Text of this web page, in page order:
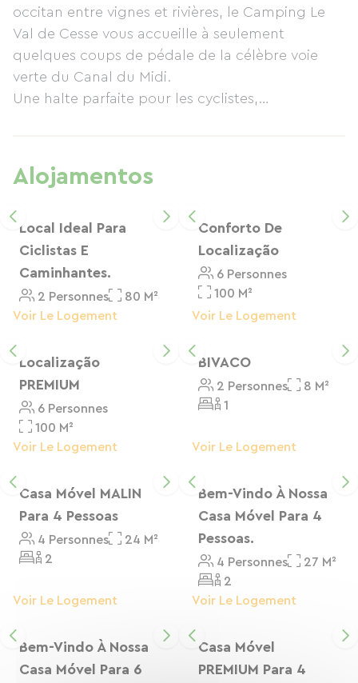
de abril ao final de setembro, das modernas
instalações sanitárias, Wi-Fi gratuito, parque
infantil e serviços práticos para cicloturistas
(guarda-bicicletas, ferramentas, carregamento
elétrico, informações sobre rotas). Tudo isto
Mediterrâneo.
occitan entre vignes et rivières, le Camping Le
Val de Cesse vous accueille à seulement
quelques coups de pédale de la célèbre voie
verte du Canal du Midi.
Une halte parfaite pour les cyclistes,
Pourquoi s'arrêter chez nous ?
Accueil Chaleureux, le camping est en accès
direct à la Rivière.
Emplacements ombragés et mobil-homes tout
confort.
Label Accueil Vélo, Cuisine Partagée,
ouverts d'avril à fin septembre
Sanitaires modernes, laverie, et services dédiés
aux cyclotouristes
Equipements prévus pour camping-cars
Aire de jeux et animations familiales en saison
🌳 Environnement calme et verdoyant, en
bordure de la rivière Cesse
Profitez d’un cadre reposant, à proximité
immédiate de Narbonne, Minerve ou encore la
Méditerranée, pour découvrir les trésors de
itinérance à vélo ou en séjour prolongé, Le Val
de Cesse est l’étape nature qu’il vous faut !
Alojamentos
Local Ideal Para
Ciclistas E
Caminhantes.
2 Personnes
80 M²
Voir Le Logement
Conforto De
Localização
6 Personnes
100 M²
Voir Le Logement
Localização
PREMIUM
6 Personnes
100 M²
Voir Le Logement
BIVACO
2 Personnes
8 M²
1
Voir Le Logement
Casa Móvel MALIN
Para 4 Pessoas
4 Personnes
24 M²
2
Voir Le Logement
Bem-Vindo À Nossa
Casa Móvel Para 4
Pessoas.
4 Personnes
27 M²
2
Voir Le Logement
Bem-Vindo À Nossa
Casa Móvel Para 6
Casa Móvel
PREMIUM Para 4